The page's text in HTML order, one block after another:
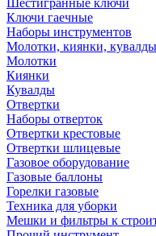
Шестигранные ключи
Ключи гаечные
Наборы инструментов
Молотки, киянки, кувалды
Молотки
Киянки
Кувалды
Отвертки
Наборы отверток
Отвертки крестовые
Отвертки шлицевые
Газовое оборудование
Газовые баллоны
Горелки газовые
Техника для уборки
Мешки и фильтры к